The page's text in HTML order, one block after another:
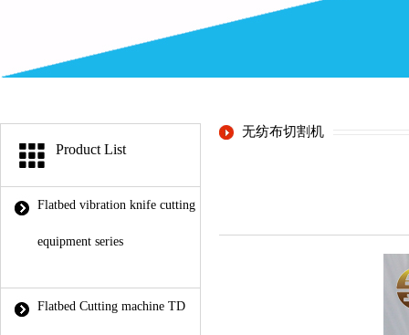
Product List
Flatbed vibration knife cutting
equipment series
Flatbed Cutting machine TD
无纺布切割机